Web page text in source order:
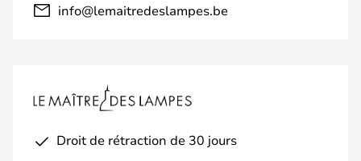
info@lemaitredeslampes.be
Droit de rétraction de 30 jours